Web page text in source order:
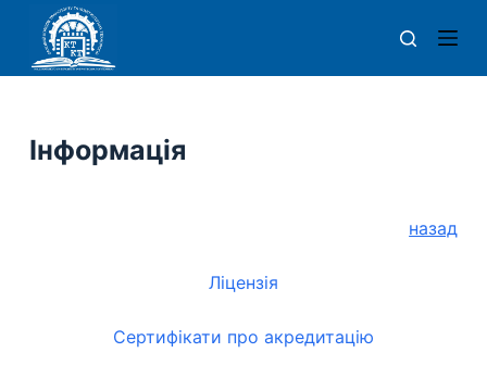
р
й
тІнформація
назад
Ліцензія
Сертифікати про акредитацію